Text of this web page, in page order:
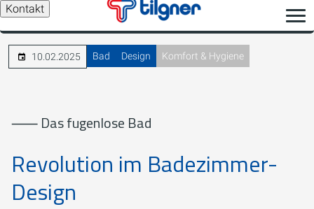
Kontakt
10.02.2025 Bad Design Komfort & Hygiene
⸺ Das fugenlose Bad
Revolution im Badezimmer-
Design